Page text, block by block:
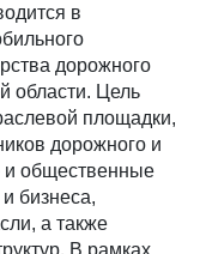
в
дорожного
области. Цель
площадки,
дорожного и
общественные
бизнеса,
а также
В рамках